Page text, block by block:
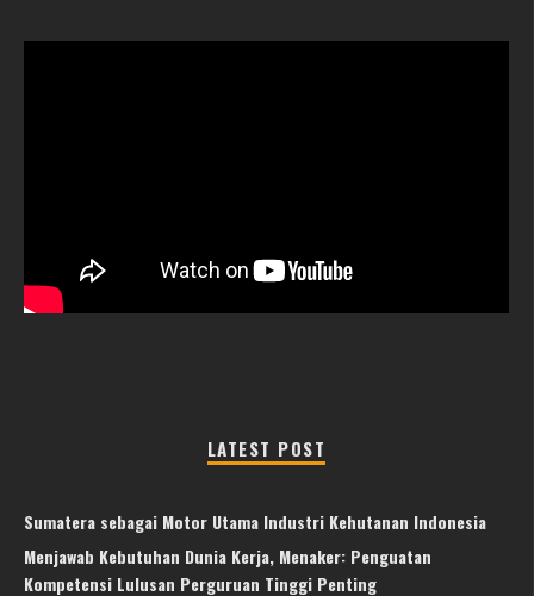
LATEST POST
Sumatera sebagai Motor Utama Industri Kehutanan Indonesia
Menjawab Kebutuhan Dunia Kerja, Menaker: Penguatan
Kompetensi Lulusan Perguruan Tinggi Penting